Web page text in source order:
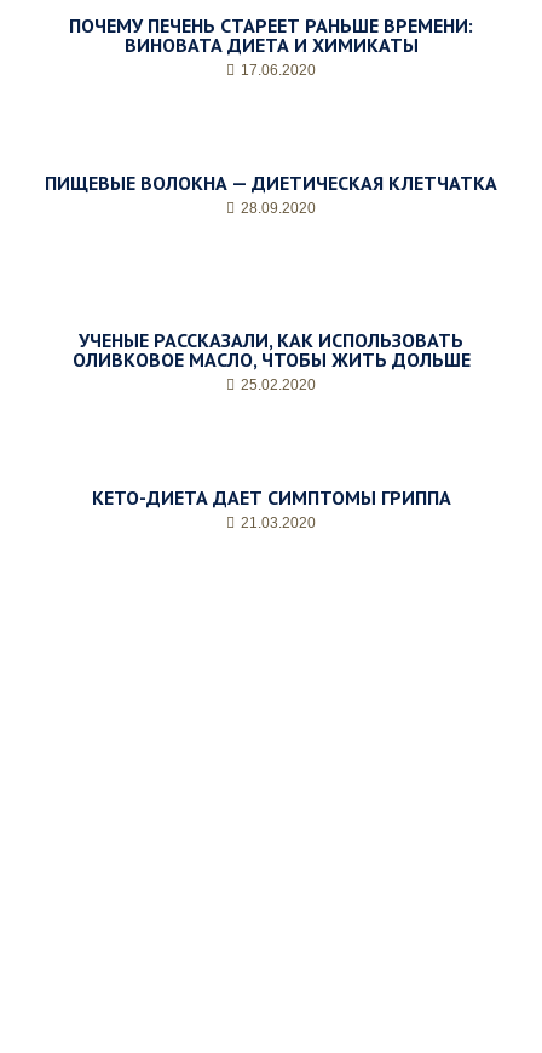
ПОЧЕМУ ПЕЧЕНЬ СТАРЕЕТ РАНЬШЕ ВРЕМЕНИ:
ВИНОВАТА ДИЕТА И ХИМИКАТЫ
17.06.2020
ПИЩЕВЫЕ ВОЛОКНА — ДИЕТИЧЕСКАЯ КЛЕТЧАТКА
28.09.2020
УЧЕНЫЕ РАССКАЗАЛИ, КАК ИСПОЛЬЗОВАТЬ
ОЛИВКОВОЕ МАСЛО, ЧТОБЫ ЖИТЬ ДОЛЬШЕ
25.02.2020
КЕТО-ДИЕТА ДАЕТ СИМПТОМЫ ГРИППА
21.03.2020